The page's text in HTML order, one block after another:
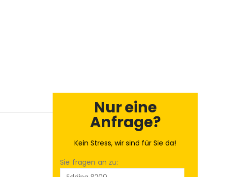
Nur eine
Anfrage?
Kein Stress, wir sind für Sie da!
Sie fragen an zu: